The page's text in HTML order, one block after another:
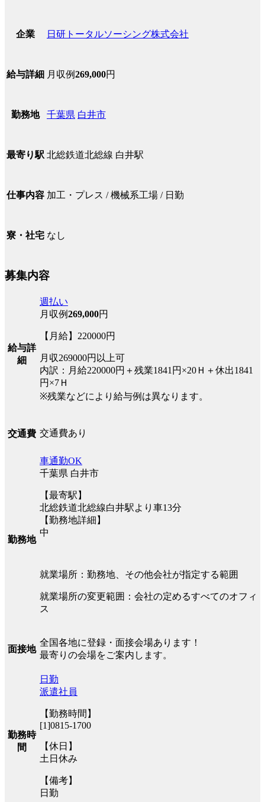
企業 日研トータルソーシング株式会社
給与詳細 月収例269,000円
勤務地 千葉県 白井市
最寄り駅 北総鉄道北総線 白井駅
仕事内容 加工・プレス / 機械系工場 / 日勤
寮・社宅 なし
募集内容
給与詳
細
週払い
月収例269,000円
【月給】220000円
月収269000円以上可
内訳：月給220000円＋残業1841円×20Ｈ＋休出1841
円×7Ｈ
※残業などにより給与例は異なります。
交通費 交通費あり
勤務地
車通勤OK
千葉県 白井市
【最寄駅】
北総鉄道北総線白井駅より車13分
【勤務地詳細】
中
就業場所：勤務地、その他会社が指定する範囲
就業場所の変更範囲：会社の定めるすべてのオフィ
ス
面接地
全国各地に登録・面接会場あります！
最寄りの会場をご案内します。
勤務時
間
日勤
派遣社員
【勤務時間】
[1]0815-1700
【休日】
土日休み
【備考】
日勤